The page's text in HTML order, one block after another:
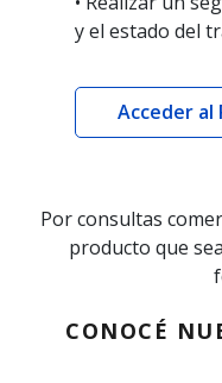
y el estado del
Acceder al
Por consultas
producto que
CONOCÉ